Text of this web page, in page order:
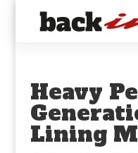
Heavy
Lining